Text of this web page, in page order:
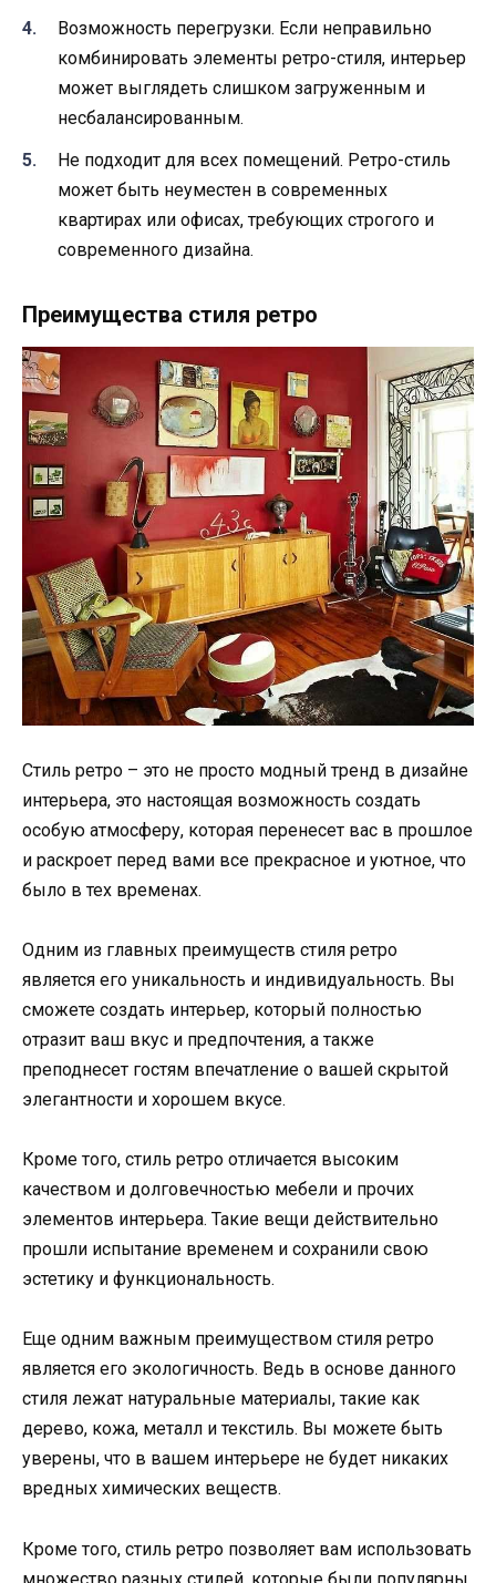
Возможность перегрузки. Если неправильно
комбинировать элементы ретро-стиля, интерьер
может выглядеть слишком загруженным и
несбалансированным.
Не подходит для всех помещений. Ретро-стиль
может быть неуместен в современных
квартирах или офисах, требующих строгого и
современного дизайна.
Преимущества стиля ретро
Стиль ретро – это не просто модный тренд в дизайне
интерьера, это настоящая возможность создать
особую атмосферу, которая перенесет вас в прошлое
и раскроет перед вами все прекрасное и уютное, что
было в тех временах.
Одним из главных преимуществ стиля ретро
является его уникальность и индивидуальность. Вы
сможете создать интерьер, который полностью
отразит ваш вкус и предпочтения, а также
преподнесет гостям впечатление о вашей скрытой
элегантности и хорошем вкусе.
Кроме того, стиль ретро отличается высоким
качеством и долговечностью мебели и прочих
элементов интерьера. Такие вещи действительно
прошли испытание временем и сохранили свою
эстетику и функциональность.
Еще одним важным преимуществом стиля ретро
является его экологичность. Ведь в основе данного
стиля лежат натуральные материалы, такие как
дерево, кожа, металл и текстиль. Вы можете быть
уверены, что в вашем интерьере не будет никаких
вредных химических веществ.
Кроме того, стиль ретро позволяет вам использовать
множество разных стилей, которые были популярны